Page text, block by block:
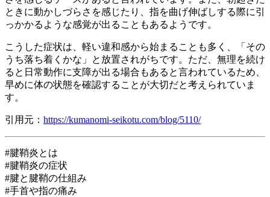
ときに動かしづらさを感じたり、指を曲げ伸ばしする際に引
っかかるような感覚が出ることもあるようです。
こうした症状は、軽い違和感から始まることも多く、「その
うち落ち着くかな」と放置されがちです。ただ、無理を続け
ると日常動作に支障が出る場合もあると言われているため、
早めに体の状態を確認することが大切だと考えられていま
す。
引用元： https://kumanomi-seikotu.com/blog/5110/
#腱鞘炎とは
#腱鞘炎の症状
#腱と腱鞘の仕組み
#手首や指の痛み